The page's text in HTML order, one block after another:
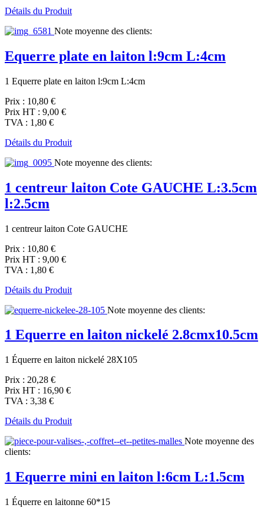
Détails du Produit
Note moyenne des clients:
Equerre plate en laiton l:9cm L:4cm
1 Equerre plate en laiton l:9cm L:4cm
Prix : 10,80 €
Prix HT : 9,00 €
TVA : 1,80 €
Détails du Produit
Note moyenne des clients:
1 centreur laiton Cote GAUCHE L:3.5cm
l:2.5cm
1 centreur laiton Cote GAUCHE
Prix : 10,80 €
Prix HT : 9,00 €
TVA : 1,80 €
Détails du Produit
Note moyenne des clients:
1 Equerre en laiton nickelé 2.8cmx10.5cm
1 Équerre en laiton nickelé 28X105
Prix : 20,28 €
Prix HT : 16,90 €
TVA : 3,38 €
Détails du Produit
Note moyenne des
clients:
1 Equerre mini en laiton l:6cm L:1.5cm
1 Équerre en laitonne 60*15